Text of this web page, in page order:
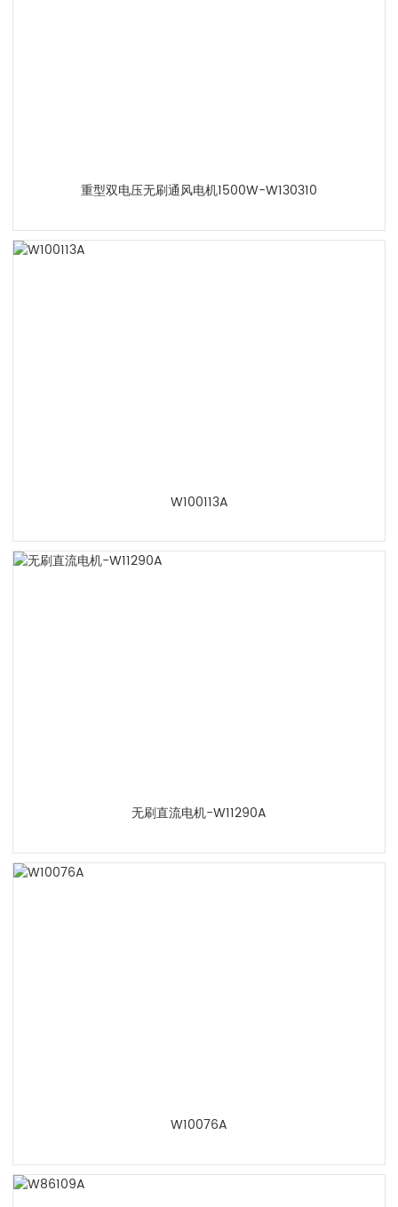
重型双电压无刷通风电机1500W-W130310
W100113A
无刷直流电机-W11290A
W10076A